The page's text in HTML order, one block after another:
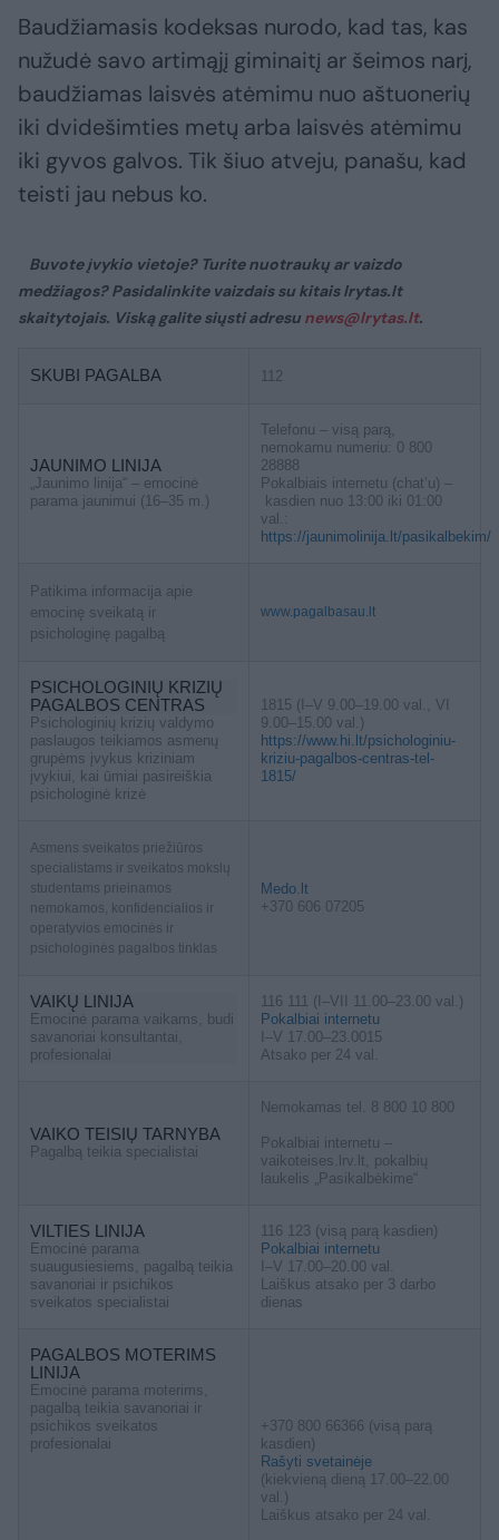
Baudžiamasis kodeksas nurodo, kad tas, kas
nužudė savo artimąjį giminaitį ar šeimos narį,
baudžiamas laisvės atėmimu nuo aštuonerių
iki dvidešimties metų arba laisvės atėmimu
iki gyvos galvos. Tik šiuo atveju, panašu, kad
teisti jau nebus ko.
Buvote įvykio vietoje? Turite nuotraukų ar vaizdo
medžiagos? Pasidalinkite vaizdais su kitais lrytas.lt
skaitytojais. Viską galite siųsti adresu news@lrytas.lt.
SKUBI PAGALBA 112
JAUNIMO LINIJA
„Jaunimo linija“ – emocinė
parama jaunimui (16–35 m.)
Telefonu – visą parą,
nemokamu numeriu: 0 800
28888
Pokalbiais internetu (chat’u) –
kasdien nuo 13:00 iki 01:00
val.:
https://jaunimolinija.lt/pasikalbekim/
Patikima informacija apie
emocinę sveikatą ir
psichologinę pagalbą
www.pagalbasau.lt
PSICHOLOGINIŲ KRIZIŲ
PAGALBOS CENTRAS
Psichologinių krizių valdymo
paslaugos teikiamos asmenų
grupėms įvykus kriziniam
įvykiui, kai ūmiai pasireiškia
psichologinė krizė
1815 (I–V 9.00–19.00 val., VI
9.00–15.00 val.)
https://www.hi.lt/psichologiniu-
kriziu-pagalbos-centras-tel-
1815/
Asmens sveikatos priežiūros
specialistams ir sveikatos mokslų
studentams prieinamos
nemokamos, konfidencialios ir
operatyvios emocinės ir
psichologinės pagalbos tinklas
Medo.lt
+370 606 07205
VAIKŲ LINIJA
Emocinė parama vaikams, budi
savanoriai konsultantai,
profesionalai
116 111 (I–VII 11.00–23.00 val.)
Pokalbiai internetu
I–V 17.00–23.0015
Atsako per 24 val.
VAIKO TEISIŲ TARNYBA
Pagalbą teikia specialistai
Nemokamas tel. 8 800 10 800
Pokalbiai internetu –
vaikoteises.lrv.lt, pokalbių
laukelis „Pasikalbėkime“
VILTIES LINIJA
Emocinė parama
suaugusiesiems, pagalbą teikia
savanoriai ir psichikos
sveikatos specialistai
116 123 (visą parą kasdien)
Pokalbiai internetu
I–V 17.00–20.00 val.
Laiškus atsako per 3 darbo
dienas
PAGALBOS MOTERIMS
LINIJA
Emocinė parama moterims,
pagalbą teikia savanoriai ir
psichikos sveikatos
profesionalai
+370 800 66366 (visą parą
kasdien)
Rašyti svetainėje
(kiekvieną dieną 17.00–22.00
val.)
Laiškus atsako per 24 val.